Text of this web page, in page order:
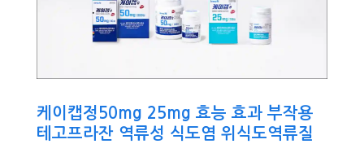
케이캡정50mg 25mg 효능 효과 부작용
테고프라잔 역류성 식도염 위식도역류질